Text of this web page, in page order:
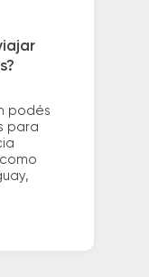
podés
para